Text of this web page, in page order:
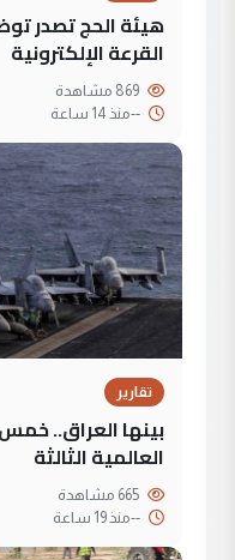
هيئة الحج تصدر
القرعة الإلكترونية
--منذ 14 ساعة
تقارير
بينها العراق.. خمس
العالمية الثالثة
--منذ 19 ساعة